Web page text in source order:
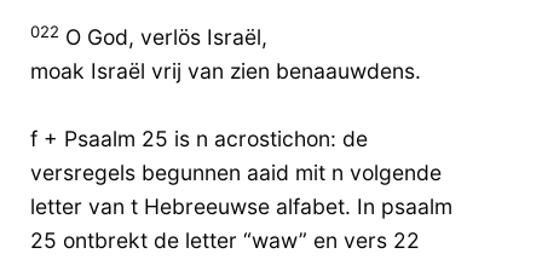
022 O God, verlös Israël,
moak Israël vrij van zien benaauwdens.
f + Psaalm 25 is n acrostichon: de
versregels begunnen aaid mit n volgende
letter van t Hebreeuwse alfabet. In psaalm
25 ontbrekt de letter “waw” en vers 22